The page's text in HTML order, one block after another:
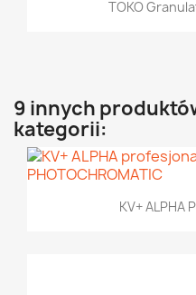
TOKO
9 innych
kategorii:
KV+ ALPHA